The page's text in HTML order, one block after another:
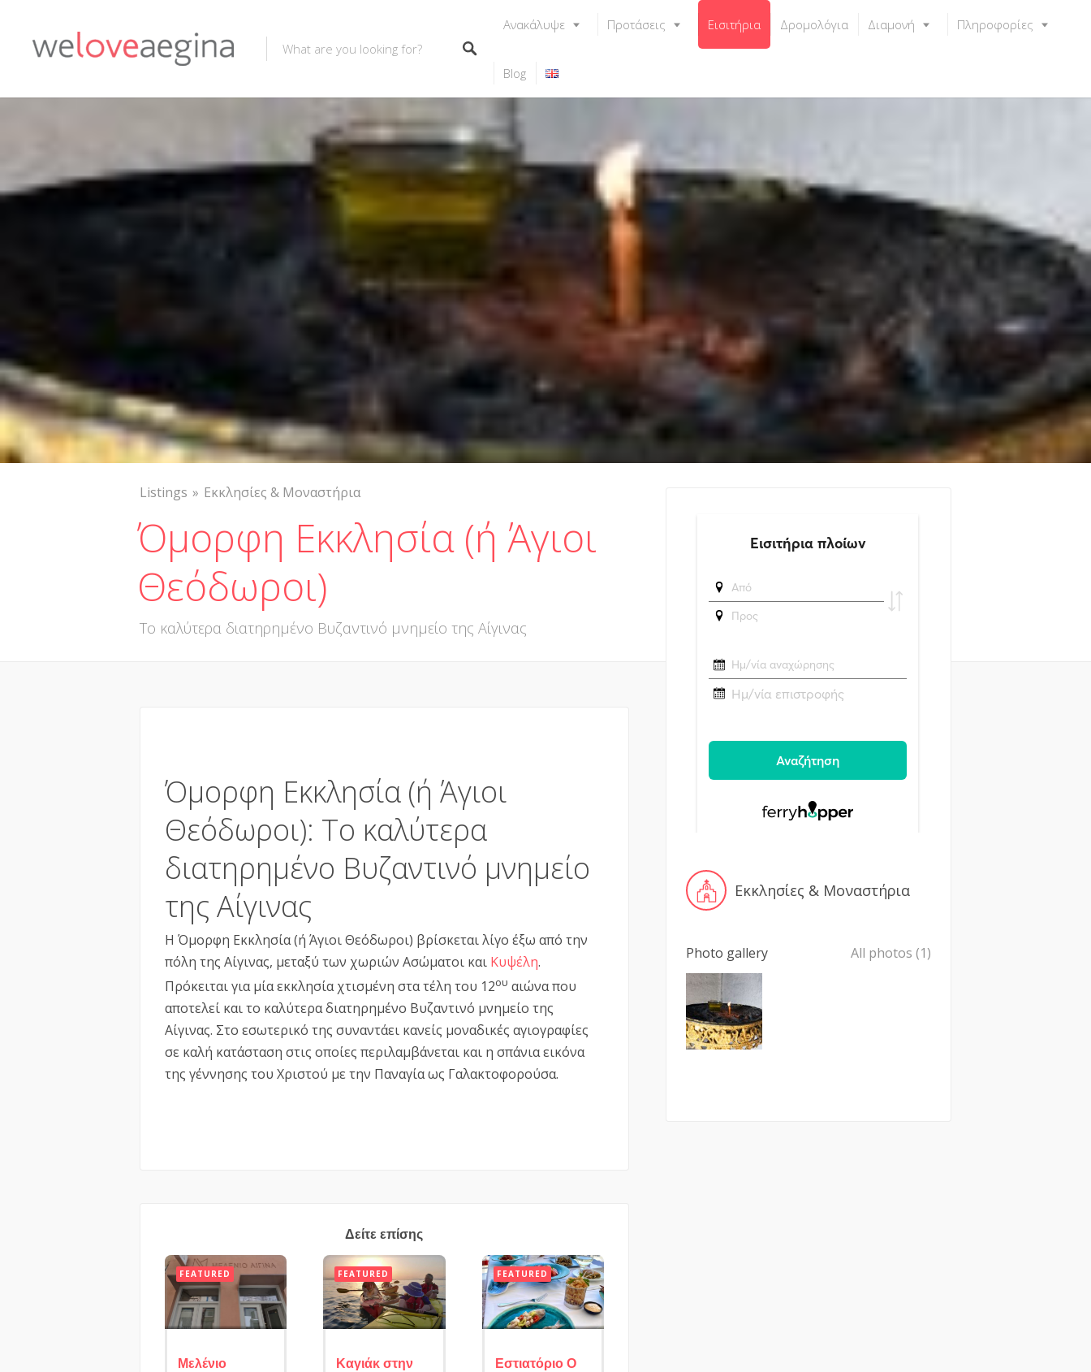
Ανακάλυψε Προτάσεις Εισιτήρια Δρομολόγια Διαμονή Πληροφορίες
Blog
Listings Εκκλησίες & Μοναστήρια
Όμορφη Εκκλησία (ή Άγιοι
Θεόδωροι)
Το καλύτερα διατηρημένο Βυζαντινό μνημείο της Αίγινας
Όμορφη Εκκλησία (ή Άγιοι
Θεόδωροι): Το καλύτερα
διατηρημένο Βυζαντινό μνημείο
της Αίγινας
Η Όμορφη Εκκλησία (ή Άγιοι Θεόδωροι) βρίσκεται λίγο έξω από την
πόλη της Αίγινας, μεταξύ των χωριών Ασώματοι και Κυψέλη.
Πρόκειται για μία εκκλησία χτισμένη στα τέλη του 12ου αιώνα που
αποτελεί και το καλύτερα διατηρημένο Βυζαντινό μνημείο της
Αίγινας. Στο εσωτερικό της συναντάει κανείς μοναδικές αγιογραφίες
σε καλή κατάσταση στις οποίες περιλαμβάνεται και η σπάνια εικόνα
της γέννησης του Χριστού με την Παναγία ως Γαλακτοφορούσα.
Δείτε επίσης
FEATURED
Μελένιο
FEATURED
Καγιάκ στην
FEATURED
Εστιατόριο Ο
Εκκλησίες & Μοναστήρια
Photo gallery All photos (1)